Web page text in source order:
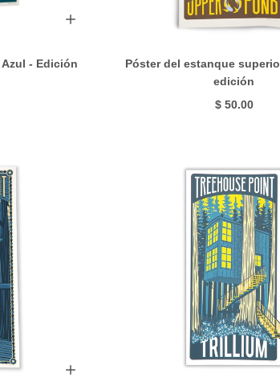
- Edición
Póster del estanque
edición
$ 50.00